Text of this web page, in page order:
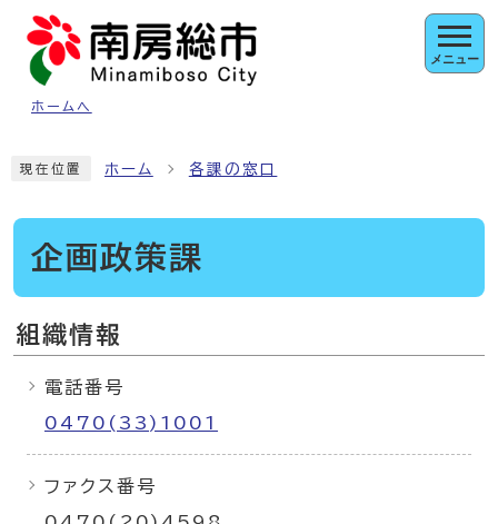
ページの先頭です
ホームへ
メニュー
現在位置 ホーム 各課の窓口
企画政策課
組織情報
電話番号
0470(33)1001
ファクス番号